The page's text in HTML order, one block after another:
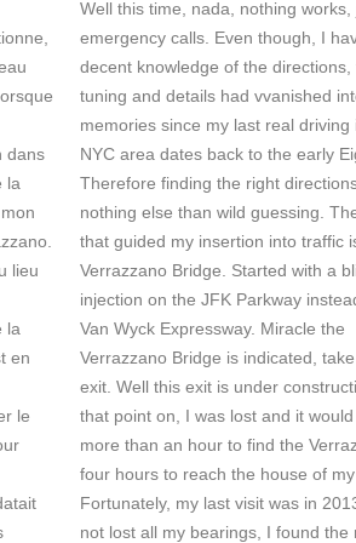
dans
la
lieu
la
en
le
Well this time, nada, nothing works,
emergency calls. Even though, I
decent knowledge of the directions,
tuning and details had vvanished
memories since my last real driving
NYC area dates back to the early
Therefore finding the right
nothing else than wild guessing.
that guided my insertion into traffic
Verrazzano Bridge. Started with a
injection on the JFK Parkway
Van Wyck Expressway. Miracle the
Verrazzano Bridge is indicated,
exit. Well this exit is under
that point on, I was lost and it
more than an hour to find the
four hours to reach the house of my
Fortunately, my last visit was in
not lost all my bearings, I found the